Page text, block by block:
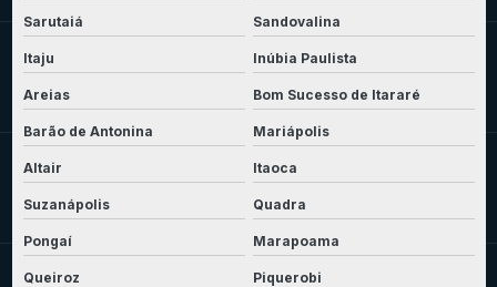
Sarutaiá Sandovalina
Itaju Inúbia Paulista
Areias Bom Sucesso de Itararé
Barão de Antonina Mariápolis
Altair Itaoca
Suzanápolis Quadra
Pongaí Marapoama
Queiroz Piquerobi